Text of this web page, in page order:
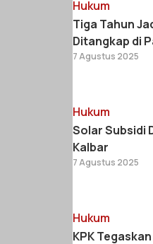
Hukum
Tiga Tahun
Ditangkap di
7 Agustus 2025
Hukum
Solar Subsidi
Kalbar
7 Agustus 2025
Hukum
KPK